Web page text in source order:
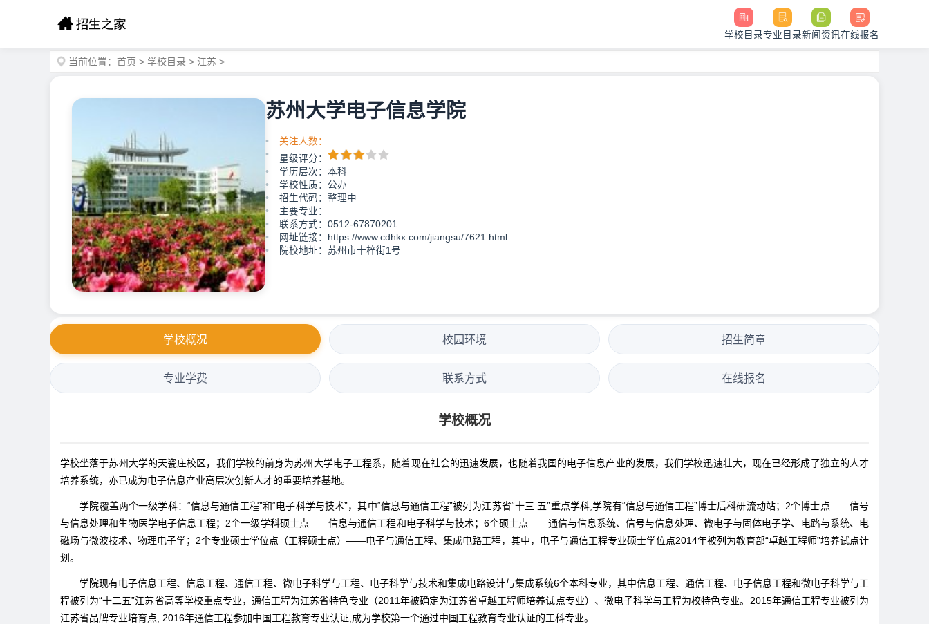
学校目录专业目录新闻资讯在线报名
当前位置： 首页 > 学校目录 > 江苏 >
苏州大学电子信息学院
关注人数：
星级评分：
学历层次：本科
学校性质：公办
招生代码：整理中
主要专业：
联系方式：0512-67870201
网址链接：https://www.cdhkx.com/jiangsu/7621.html
院校地址：苏州市十梓街1号
学校概况 校园环境 招生简章
专业学费 联系方式 在线报名
学校概况
学校坐落于苏州大学的天瓷庄校区，我们学校的前身为苏州大学电子工程系，随着现在社会的迅速发展，也随着我国的电子信息产业的发展，我们学校迅速壮大，现在已经形成了独立的人才
培养系统，亦已成为电子信息产业高层次创新人才的重要培养基地。
学院覆盖两个一级学科：“信息与通信工程”和“电子科学与技术”，其中“信息与通信工程”被列为江苏省“十三.五”重点学科,学院有“信息与通信工程”博士后科研流动站；2个博士点——信号
与信息处理和生物医学电子信息工程；2个一级学科硕士点——信息与通信工程和电子科学与技术；6个硕士点——通信与信息系统、信号与信息处理、微电子与固体电子学、电路与系统、电
磁场与微波技术、物理电子学；2个专业硕士学位点（工程硕士点）——电子与通信工程、集成电路工程，其中，电子与通信工程专业硕士学位点2014年被列为教育部“卓越工程师”培养试点计
划。
学院现有电子信息工程、信息工程、通信工程、微电子科学与工程、电子科学与技术和集成电路设计与集成系统6个本科专业，其中信息工程、通信工程、电子信息工程和微电子科学与工
程被列为“十二五”江苏省高等学校重点专业，通信工程为江苏省特色专业（2011年被确定为江苏省卓越工程师培养试点专业）、微电子科学与工程为校特色专业。2015年通信工程专业被列为
江苏省品牌专业培育点, 2016年通信工程参加中国工程教育专业认证,成为学校第一个通过中国工程教育专业认证的工科专业。